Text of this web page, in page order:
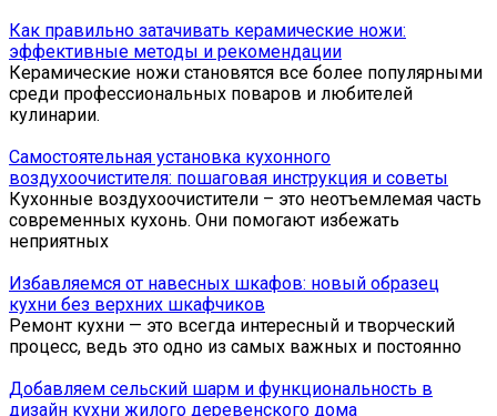
Как правильно затачивать керамические ножи:
эффективные методы и рекомендации
Керамические ножи становятся все более популярными
среди профессиональных поваров и любителей
кулинарии.
Самостоятельная установка кухонного
воздухоочистителя: пошаговая инструкция и советы
Кухонные воздухоочистители – это неотъемлемая часть
современных кухонь. Они помогают избежать
неприятных
Избавляемся от навесных шкафов: новый образец
кухни без верхних шкафчиков
Ремонт кухни — это всегда интересный и творческий
процесс, ведь это одно из самых важных и постоянно
Добавляем сельский шарм и функциональность в
дизайн кухни жилого деревенского дома